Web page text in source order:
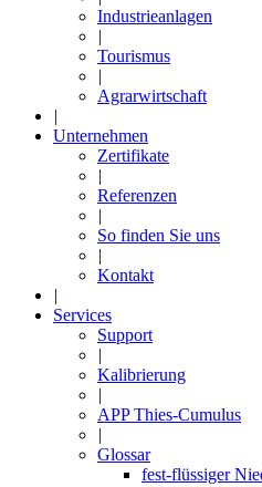
Industrieanlagen
|
Tourismus
|
Agrarwirtschaft
|
Unternehmen
Zertifikate
|
Referenzen
|
So finden Sie uns
|
Kontakt
|
Services
Support
|
Kalibrierung
|
APP Thies-Cumulus
|
Glossar
fest-flüssiger